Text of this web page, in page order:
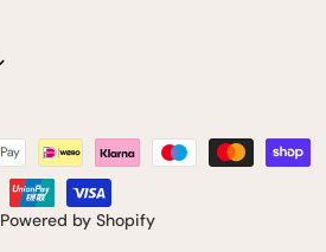
Powered by Shopify